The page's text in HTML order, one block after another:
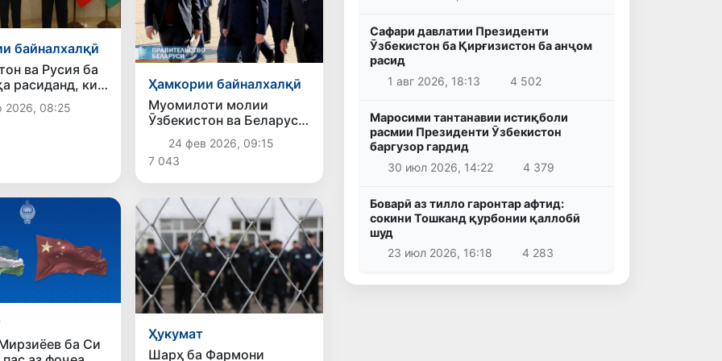
байналхалқӣ
ва Русия ба
расиданд, ки
гардиши
30 миллиард
диҳанд
2026, 08:25
Ҳамкории байналхалқӣ
Муомилоти молии
Ӯзбекистон ва Беларус
ба 1 млрд доллар наздик
мешавад
24 фев 2026, 09:15
7 043
ба Си
Ҳукумат
Шарҳ ба Фармони
Сафари давлатии Президенти
Ӯзбекистон ба Қирғизистон ба анҷом
расид
1 авг 2026, 18:13
4 502
Маросими тантанавии истиқболи
расмии Президенти Ӯзбекистон
баргузор гардид
30 июл 2026, 14:22
4 379
Боварӣ аз тилло гаронтар афтид:
сокини Тошканд қурбонии қаллобӣ
шуд
23 июл 2026, 16:18
4 283